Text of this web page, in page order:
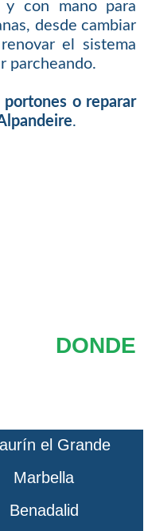
y con mano para
desde cambiar
el sistema
parcheando.
o reparar
.
DONDE
el Grande
Marbella
Benadalid